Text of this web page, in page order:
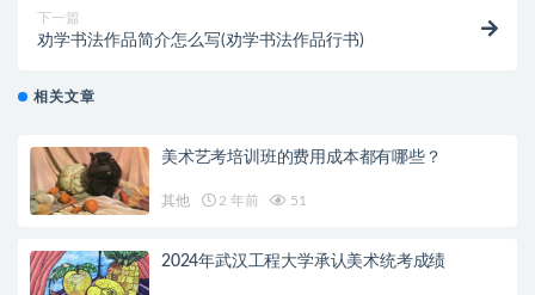
下一篇
劝学书法作品简介怎么写(劝学书法作品行书)
相关文章
美术艺考培训班的费用成本都有哪些？
其他 2 年前 51
2024年武汉工程大学承认美术统考成绩